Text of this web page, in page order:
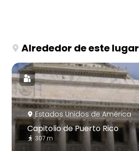
Alrededor de este lugar
Estados Unidos de América
Capitolio de Puerto Rico
307 m